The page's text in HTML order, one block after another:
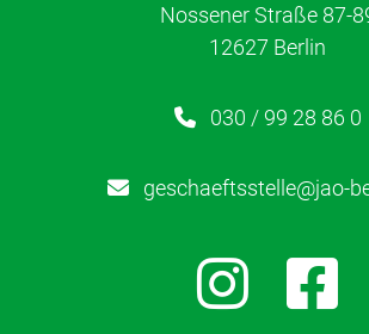
Nossener Straße 87-
12627 Berlin
030 / 99 28 86 0
geschaeftsstelle@jao-